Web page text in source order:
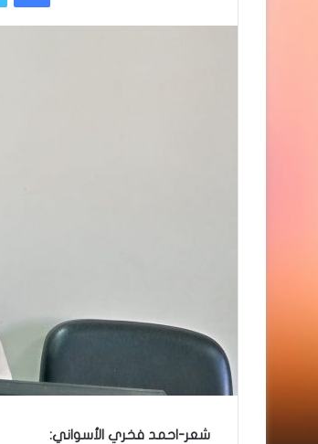
شعر-احمد فخري الأسواني: